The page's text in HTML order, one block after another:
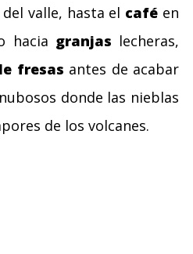
valle, hasta el café en
hacia granjas lecheras,
fresas antes de acabar
donde las nieblas
de los volcanes.